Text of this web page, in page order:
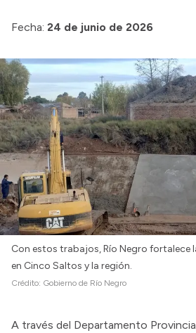
Consulta de pago a proveedores
Convocatorias
Intranet
Login
Fecha: 24 de junio de 2026
Con estos trabajos, Río Negro fortalece
en Cinco Saltos y la región.
Crédito: Gobierno de Río Negro
A través del Departamento